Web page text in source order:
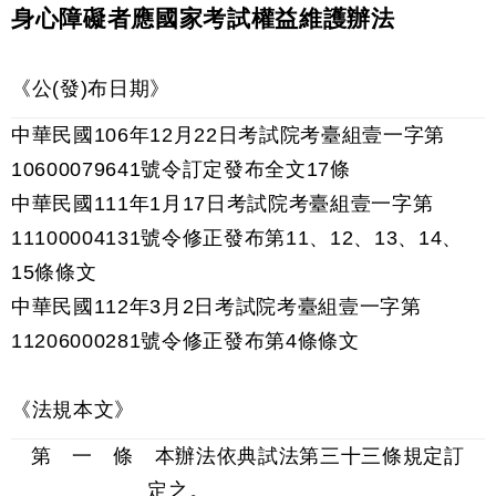
身心障礙者應國家考試權益維護辦法
《公(發)布日期》
中華民國106年12月22日考試院考臺組壹一字第
10600079641號令訂定發布全文17條
中華民國111年1月17日考試院考臺組壹一字第
11100004131號令修正發布第11、12、13、14、
15條條文
中華民國112年3月2日考試院考臺組壹一字第
11206000281號令修正發布第4條條文
《法規本文》
第 一 條 本辦法依典試法第三十三條規定訂
定之。